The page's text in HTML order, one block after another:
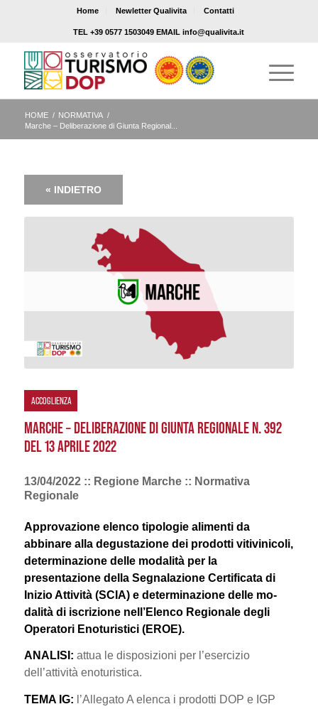
Home Newletter Qualivita Contatti
TEL +39 0577 1503049 EMAIL info@qualivita.it
HOME / NORMATIVA /
Marche – Deliberazione di Giunta Regional...
« INDIETRO
ACCOGLIENZA
MARCHE – DELIBERAZIONE DI GIUNTA REGIONALE N. 392
DEL 13 APRILE 2022
13/04/2022 :: Regione Marche :: Normativa
Regionale
Approvazione elenco tipologie alimenti da
abbinare alla degustazione dei prodotti vitivinicoli,
determinazione delle modalità per la
presentazione della Segnalazione Certificata di
Inizio Attività (SCIA) e determinazione delle mo­
dalità di iscrizione nell’Elenco Regionale degli
Operatori Enoturistici (EROE).
ANALISI: attua le disposizioni per l’esercizio
dell’attività enoturistica.
TEMA IG: l’Allegato A elenca i prodotti DOP e IGP